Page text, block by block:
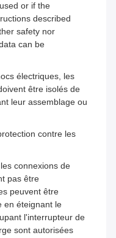
or if the
described
safety nor
can be
électriques, les
être isolés de
leur assemblage ou
contre les
connexions de
pas être
peuvent être
en éteignant le
l'interrupteur de
sont autorisées